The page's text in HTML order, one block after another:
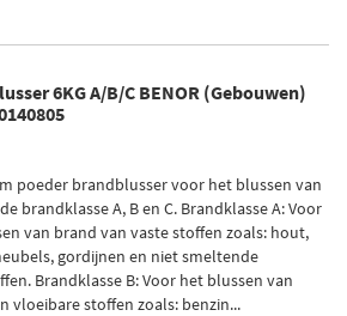
6KG A/B/C BENOR (Gebouwen)
poeder brandblusser voor het blussen van
brandklasse A, B en C. Brandklasse A: Voor
van brand van vaste stoffen zoals: hout,
gordijnen en niet smeltende
Brandklasse B: Voor het blussen van
vloeibare stoffen zoals: benzin...